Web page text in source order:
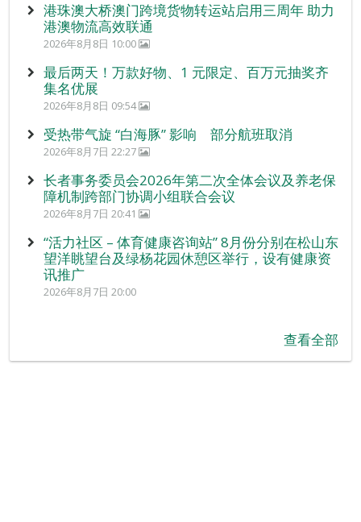
港珠澳大桥澳门跨境货物转运站启用三周年 助力
港澳物流高效联通
2026年8月8日 10:00
最后两天！万款好物、1 元限定、百万元抽奖齐
集名优展
2026年8月8日 09:54
受热带气旋 “白海豚” 影响 部分航班取消
2026年8月7日 22:27
长者事务委员会2026年第二次全体会议及养老保
障机制跨部门协调小组联合会议
2026年8月7日 20:41
“活力社区 – 体育健康咨询站” 8月份分别在松山东
望洋眺望台及绿杨花园休憩区举行，设有健康资
讯推广
2026年8月7日 20:00
查看全部